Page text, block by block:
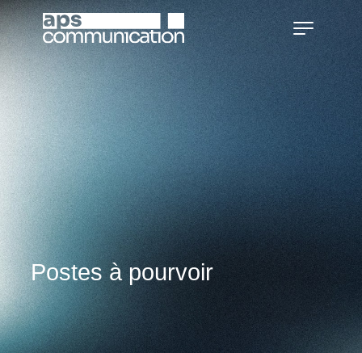
Postes à pourvoir